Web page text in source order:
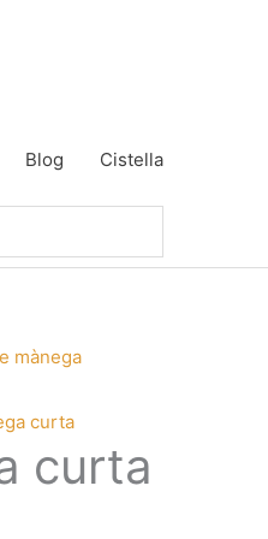
Blog Cistella
mànega
curta
curta